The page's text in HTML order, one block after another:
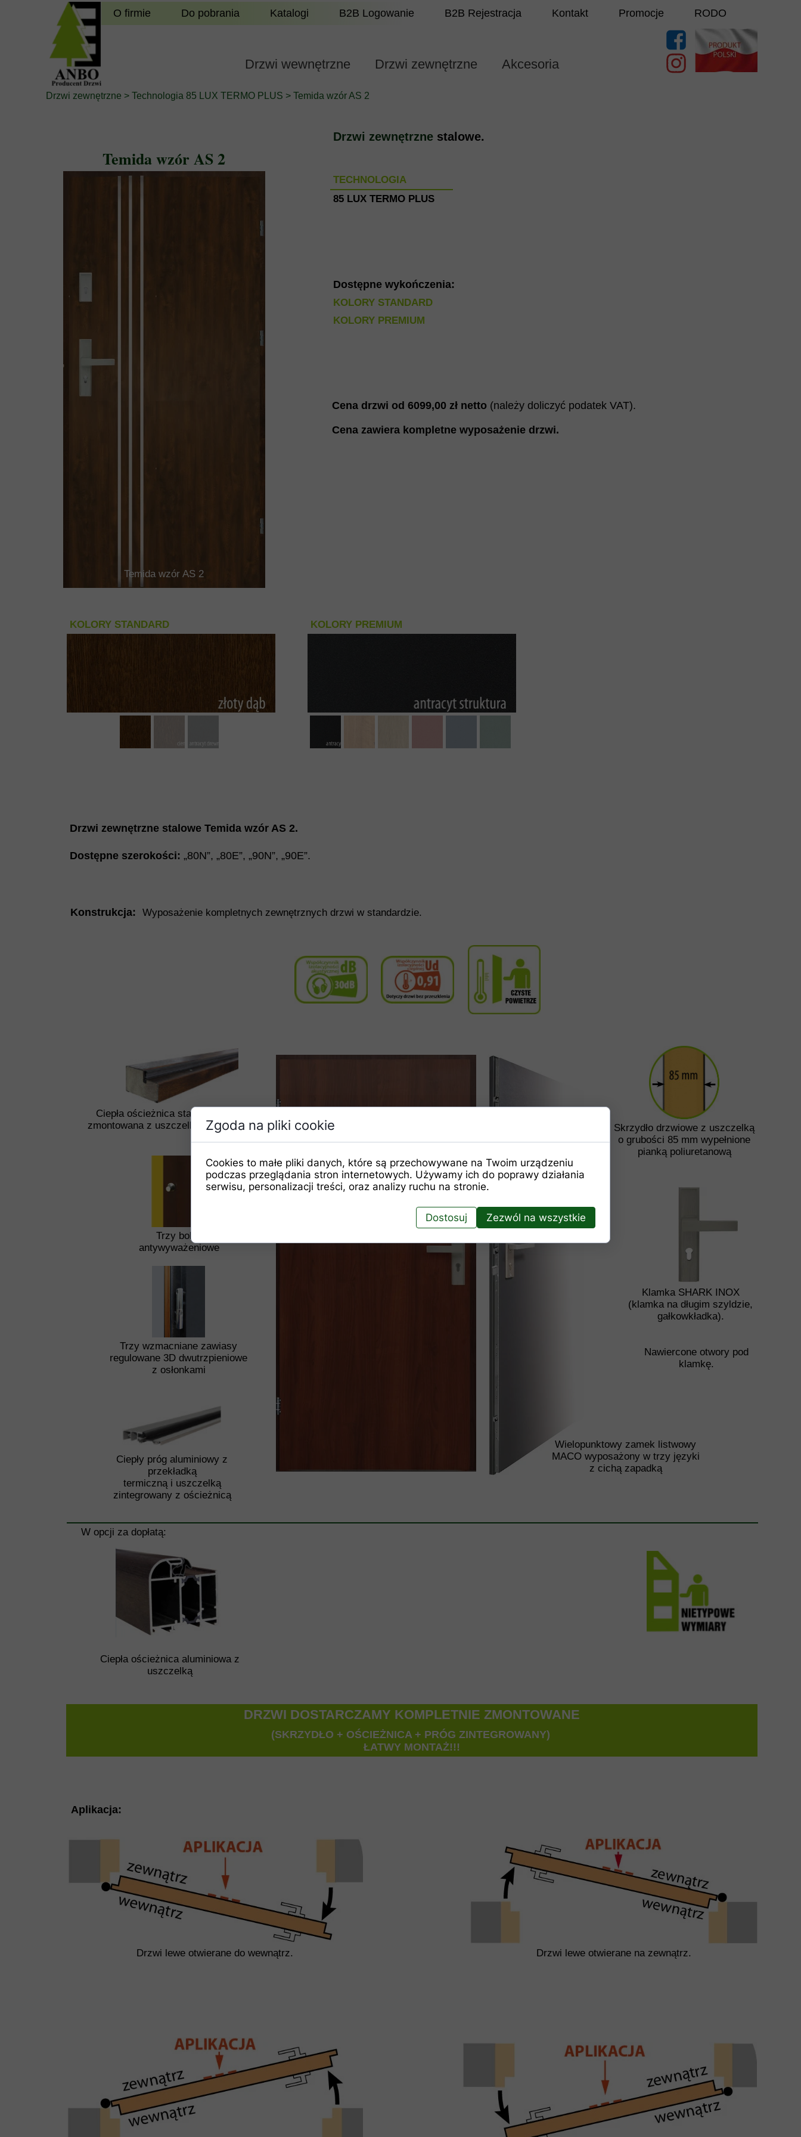
Drzwi wewnętrzne Drzwi zewnętrzne Akcesoria
O firmie Do pobrania Katalogi B2B Logowanie B2B Rejestracja Kontakt Promocje RODO
Drzwi zewnętrzne > Technologia 85 LUX TERMO PLUS > Temida wzór AS 2
Aplikacja:
Drzwi lewe otwierane na zewnątrz.
Drzwi lewe otwierane do wewnątrz.
Wyposażenie kompletnych zewnętrznych drzwi w standardzie.
Nawiercone otwory pod
klamkę.
W opcji za dopłatą:
Ciepła ościeżnica aluminiowa z
uszczelką
Klamka SHARK INOX
(klamka na długim szyldzie,
gałkowkładka).
Skrzydło drzwiowe z uszczelką
o grubości 85 mm wypełnione
pianką poliuretanową
Ciepły próg aluminiowy z
przekładką
termiczną i uszczelką
zintegrowany z ościeżnicą
Trzy wzmacniane zawiasy
regulowane 3D dwutrzpieniowe
z osłonkami
Trzy bolce
antywyważeniowe
Ciepła ościeżnica stalowo-drewniana
zmontowana z uszczelką i zawiasem 3D
Wielopunktowy zamek listwowy
MACO wyposażony w trzy języki
z cichą zapadką
(SKRZYDŁO + OŚCIEŻNICA + PRÓG ZINTEGROWANY)
ŁATWY MONTAŻ!!!
DRZWI DOSTARCZAMY KOMPLETNIE ZMONTOWANE
Cena zawiera kompletne wyposażenie drzwi.
Cena drzwi od 6099,00 zł netto (należy doliczyć podatek VAT).
KOLORY PREMIUM
KOLORY STANDARD
Dostępne wykończenia:
85 LUX TERMO PLUS
TECHNOLOGIA
KOLORY PREMIUM
KOLORY STANDARD
Konstrukcja:
Drzwi zewnętrzne stalowe Temida wzór AS 2.
Dostępne szerokości: „80N”, „80E”, „90N”, „90E”.
Drzwi zewnętrzne stalowe.
Temida wzór AS 2
Temida wzór AS 2
Zgoda na pliki cookie
Cookies to małe pliki danych, które są przechowywane na Twoim urządzeniu
podczas przeglądania stron internetowych. Używamy ich do poprawy działania
serwisu, personalizacji treści, oraz analizy ruchu na stronie.
Dostosuj Zezwól na wszystkie